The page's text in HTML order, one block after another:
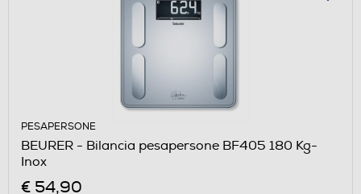
PESAPERSONE
BEURER - Bilancia pesapersone BF405 180 Kg-
Inox
€ 54,90